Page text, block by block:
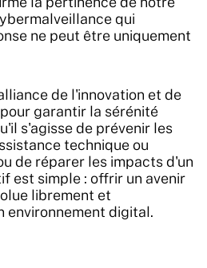
qui
ne peut être uniquement
de l'innovation et de
garantir la sérénité
s'agisse de prévenir les
technique ou
de réparer les impacts d'un
est simple : offrir un avenir
librement et
environnement digital.